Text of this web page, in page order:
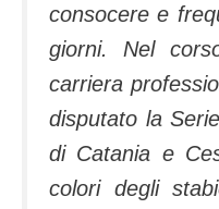
consocere e
giorni. Nel
carriera
disputato la
di Catania e
colori degli